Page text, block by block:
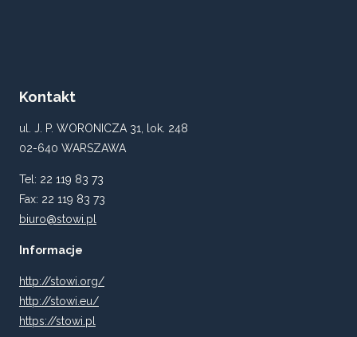
Kontakt
ul. J. P. WORONICZA 31, lok. 248
02-640 WARSZAWA
Tel: 22 119 83 73
Fax: 22 119 83 73
biuro@stowi.pl
Informacje
http://stowi.org/
http://stowi.eu/
https://stowi.pl